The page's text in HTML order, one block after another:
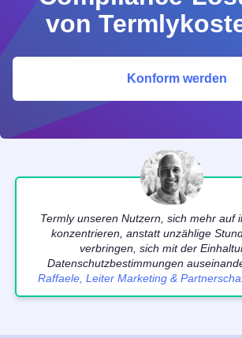
von
Konform werden
Termly unseren Nutzern, sich mehr auf
konzentrieren, anstatt unzählige
verbringen, sich mit der
Datenschutzbestimmungen
Raffaele, Leiter Marketing &